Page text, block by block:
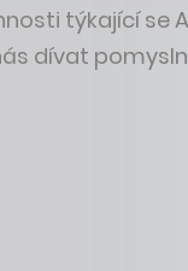
týkající se
dívat